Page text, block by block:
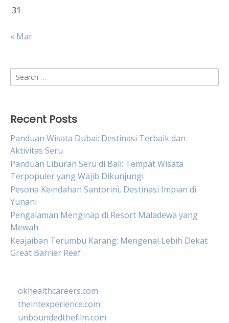
31
« Mar
Search
for:
Recent Posts
Panduan Wisata Dubai: Destinasi Terbaik dan
Aktivitas Seru
Panduan Liburan Seru di Bali: Tempat Wisata
Terpopuler yang Wajib Dikunjungi
Pesona Keindahan Santorini, Destinasi Impian di
Yunani
Pengalaman Menginap di Resort Maladewa yang
Mewah
Keajaiban Terumbu Karang: Mengenal Lebih Dekat
Great Barrier Reef
okhealthcareers.com
theintexperience.com
unboundedthefilm.com